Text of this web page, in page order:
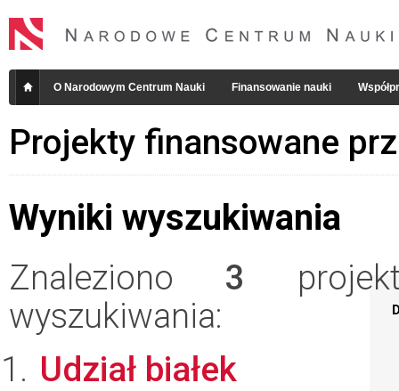
O Narodowym Centrum Nauki Finansowanie nauki
Projekty finansowane
Wyniki wyszukiwania
Znaleziono 3
wyszukiwania:
Udział białek